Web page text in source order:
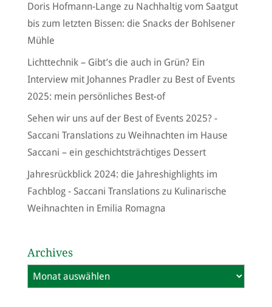
Doris Hofmann-Lange zu Nachhaltig vom Saatgut
bis zum letzten Bissen: die Snacks der Bohlsener
Mühle
Lichttechnik – Gibt’s die auch in Grün? Ein
Interview mit Johannes Pradlerzu Best of Events
2025: mein persönliches Best-of
Sehen wir uns auf der Best of Events 2025? -
Saccani Translationszu Weihnachten im Hause
Saccani – ein geschichtsträchtiges Dessert
Jahresrückblick 2024: die Jahreshighlights im
Fachblog - Saccani Translationszu Kulinarische
Weihnachten in Emilia Romagna
Archives
Archives